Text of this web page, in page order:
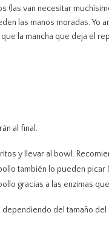
(las van necesitar
las manos moradas. Yo
la mancha que deja el
al final.
y llevar al bowl.
también lo pueden
gracias a las enzimas
dependiendo del tamaño